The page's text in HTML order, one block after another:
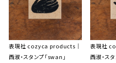
表現社 cozyca products｜
西淑・スタンプ「swan」
表現社
西淑・ス